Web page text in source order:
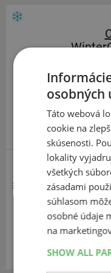
295,82 €
169,20 €
SKLADOM
osobných
Táto webová
cookie na
skúsenosti.
lokality
všetkých
zásadami
súhlasom
osobné údaje
na
SHOW ALL